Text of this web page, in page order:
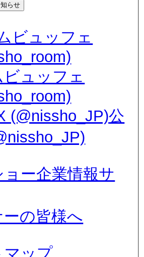
らせ
ビュッフェ
公
ー企業情報サ
ーの皆様へ
マップ